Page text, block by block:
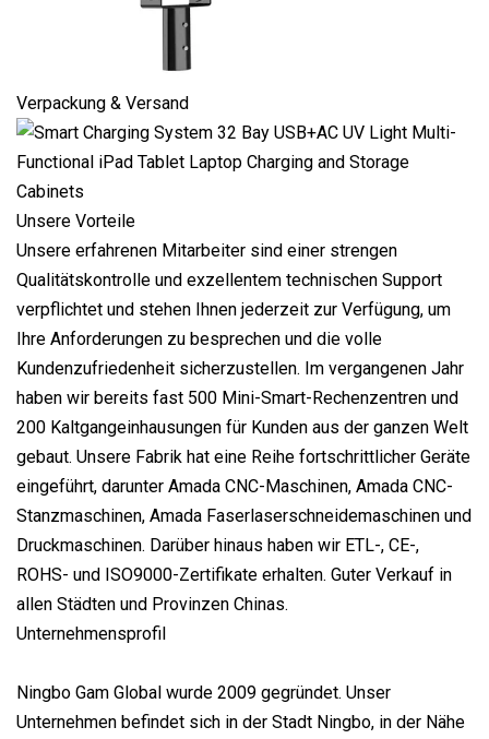
Verpackung & Versand
Unsere Vorteile
Unsere erfahrenen Mitarbeiter sind einer strengen
Qualitätskontrolle und exzellentem technischen Support
verpflichtet und stehen Ihnen jederzeit zur Verfügung, um
Ihre Anforderungen zu besprechen und die volle
Kundenzufriedenheit sicherzustellen. Im vergangenen Jahr
haben wir bereits fast 500 Mini-Smart-Rechenzentren und
200 Kaltgangeinhausungen für Kunden aus der ganzen Welt
gebaut. Unsere Fabrik hat eine Reihe fortschrittlicher Geräte
eingeführt, darunter Amada CNC-Maschinen, Amada CNC-
Stanzmaschinen, Amada Faserlaserschneidemaschinen und
Druckmaschinen. Darüber hinaus haben wir ETL-, CE-,
ROHS- und ISO9000-Zertifikate erhalten. Guter Verkauf in
allen Städten und Provinzen Chinas.
Unternehmensprofil
Ningbo Gam Global wurde 2009 gegründet. Unser
Unternehmen befindet sich in der Stadt Ningbo, in der Nähe